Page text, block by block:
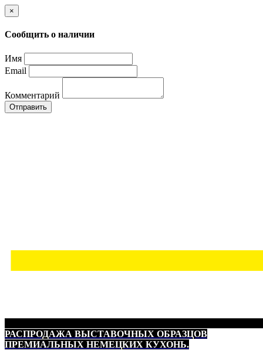
×
Сообщить о наличии
Имя
Email
Комментарий
Отправить
РАСПРОДАЖА ВЫСТАВОЧНЫХ ОБРАЗЦОВ
ПРЕМИАЛЬНЫХ НЕМЕЦКИХ КУХОНЬ.